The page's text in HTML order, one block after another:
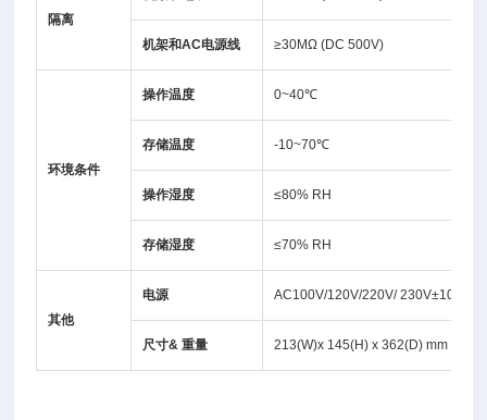
隔离
机架和AC电源线 ≥30MΩ (DC 500V)
环境条件
操作温度 0~40℃
存储温度 -10~70℃
操作湿度 ≤80% RH
存储湿度 ≤70% RH
其他
电源 AC100V/120V/220V/ 230V±10%,
尺寸&重量 213(W)x 145(H) x 362(D) mm ; 约